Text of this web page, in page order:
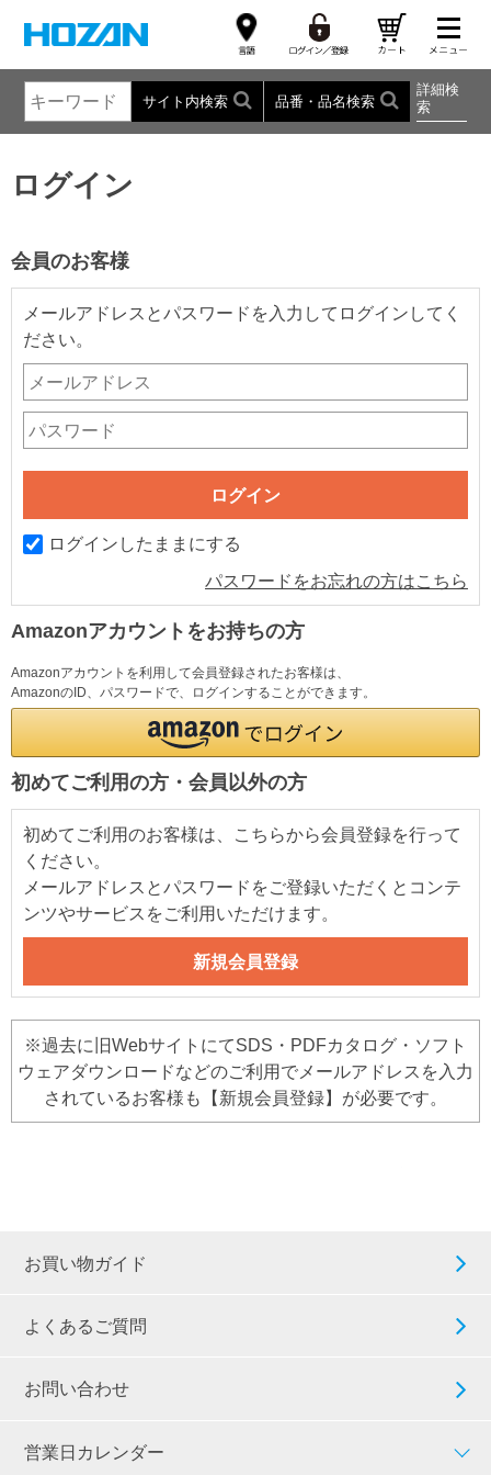
サイト内検索 品番・品名検索
詳細検
索
ログイン
会員のお客様
メールアドレスとパスワードを入力してログインしてく
ださい。
ログインしたままにする
パスワードをお忘れの方はこちら
Amazonアカウントをお持ちの方
Amazonアカウントを利用して会員登録されたお客様は、
AmazonのID、パスワードで、ログインすることができます。
初めてご利用の方・会員以外の方
初めてご利用のお客様は、こちらから会員登録を行って
ください。
メールアドレスとパスワードをご登録いただくとコンテ
ンツやサービスをご利用いただけます。
※過去に旧WebサイトにてSDS・PDFカタログ・ソフト
ウェアダウンロードなどのご利用でメールアドレスを入力
されているお客様も【新規会員登録】が必要です。
お買い物ガイド
よくあるご質問
お問い合わせ
営業日カレンダー